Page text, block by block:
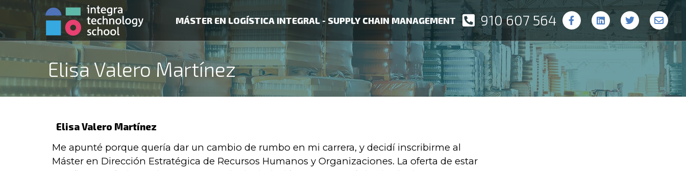
MÁSTER EN LOGÍSTICA INTEGRAL - SUPPLY CHAIN MANAGEMENT 910 607 564
Elisa Valero Martínez
Elisa Valero Martínez
Me apunté porque quería dar un cambio de rumbo en mi carrera, y decidí inscribirme al
Máster en Dirección Estratégica de Recursos Humanos y Organizaciones. La oferta de estar